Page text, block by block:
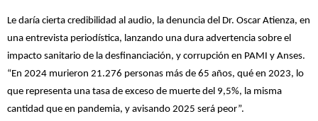
Le daría cierta credibilidad al audio, la denuncia del Dr. Oscar Atienza, en
una entrevista periodística, lanzando una dura advertencia sobre el
impacto sanitario de la desfinanciación, y corrupción en PAMI y Anses.
“En 2024 murieron 21.276 personas más de 65 años, qué en 2023, lo
que representa una tasa de exceso de muerte del 9,5%, la misma
cantidad que en pandemia, y avisando 2025 será peor”.